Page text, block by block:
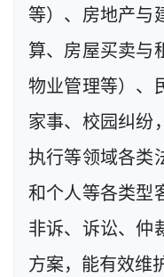
等）、房地产与
算、房屋买卖与
物业管理等）、
家事、校园纠纷
执行等领域各类
和个人等各类型
非诉、诉讼、仲
方案，能有效维